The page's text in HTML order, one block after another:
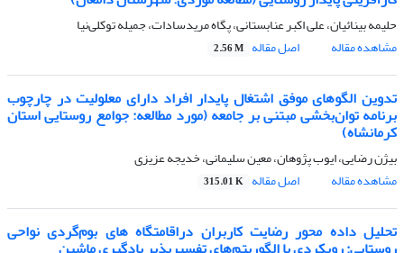
حلیمه بینائیان، علی اکبر عنابستانی، پگاه مریدسادات، جمیله توکلی‌نیا
مشاهده مقاله
اصل مقاله 2.56 M
تدوین الگوهای موفق اشتغال پایدار افراد دارای معلولیت در چارچوب
برنامه توان‌بخشی مبتنی بر جامعه (مورد مطالعه: جوامع روستایی استان
کرمانشاه)
بیژن رضایی، ایوب پژوهان، معین سلیمانی، خدیجه عزیزی
مشاهده مقاله
اصل مقاله 315.01 K
تحلیل داده محور رضایت کاربران دراقامتگاه های بوم‌گردی نواحی